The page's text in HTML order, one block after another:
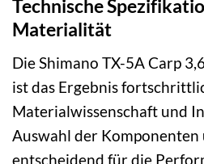
Technische
Materialität
Die Shimano TX-5A Carp
ist das Ergebnis
Materialwissenschaft und
Auswahl der Komponenten
entscheidend für die